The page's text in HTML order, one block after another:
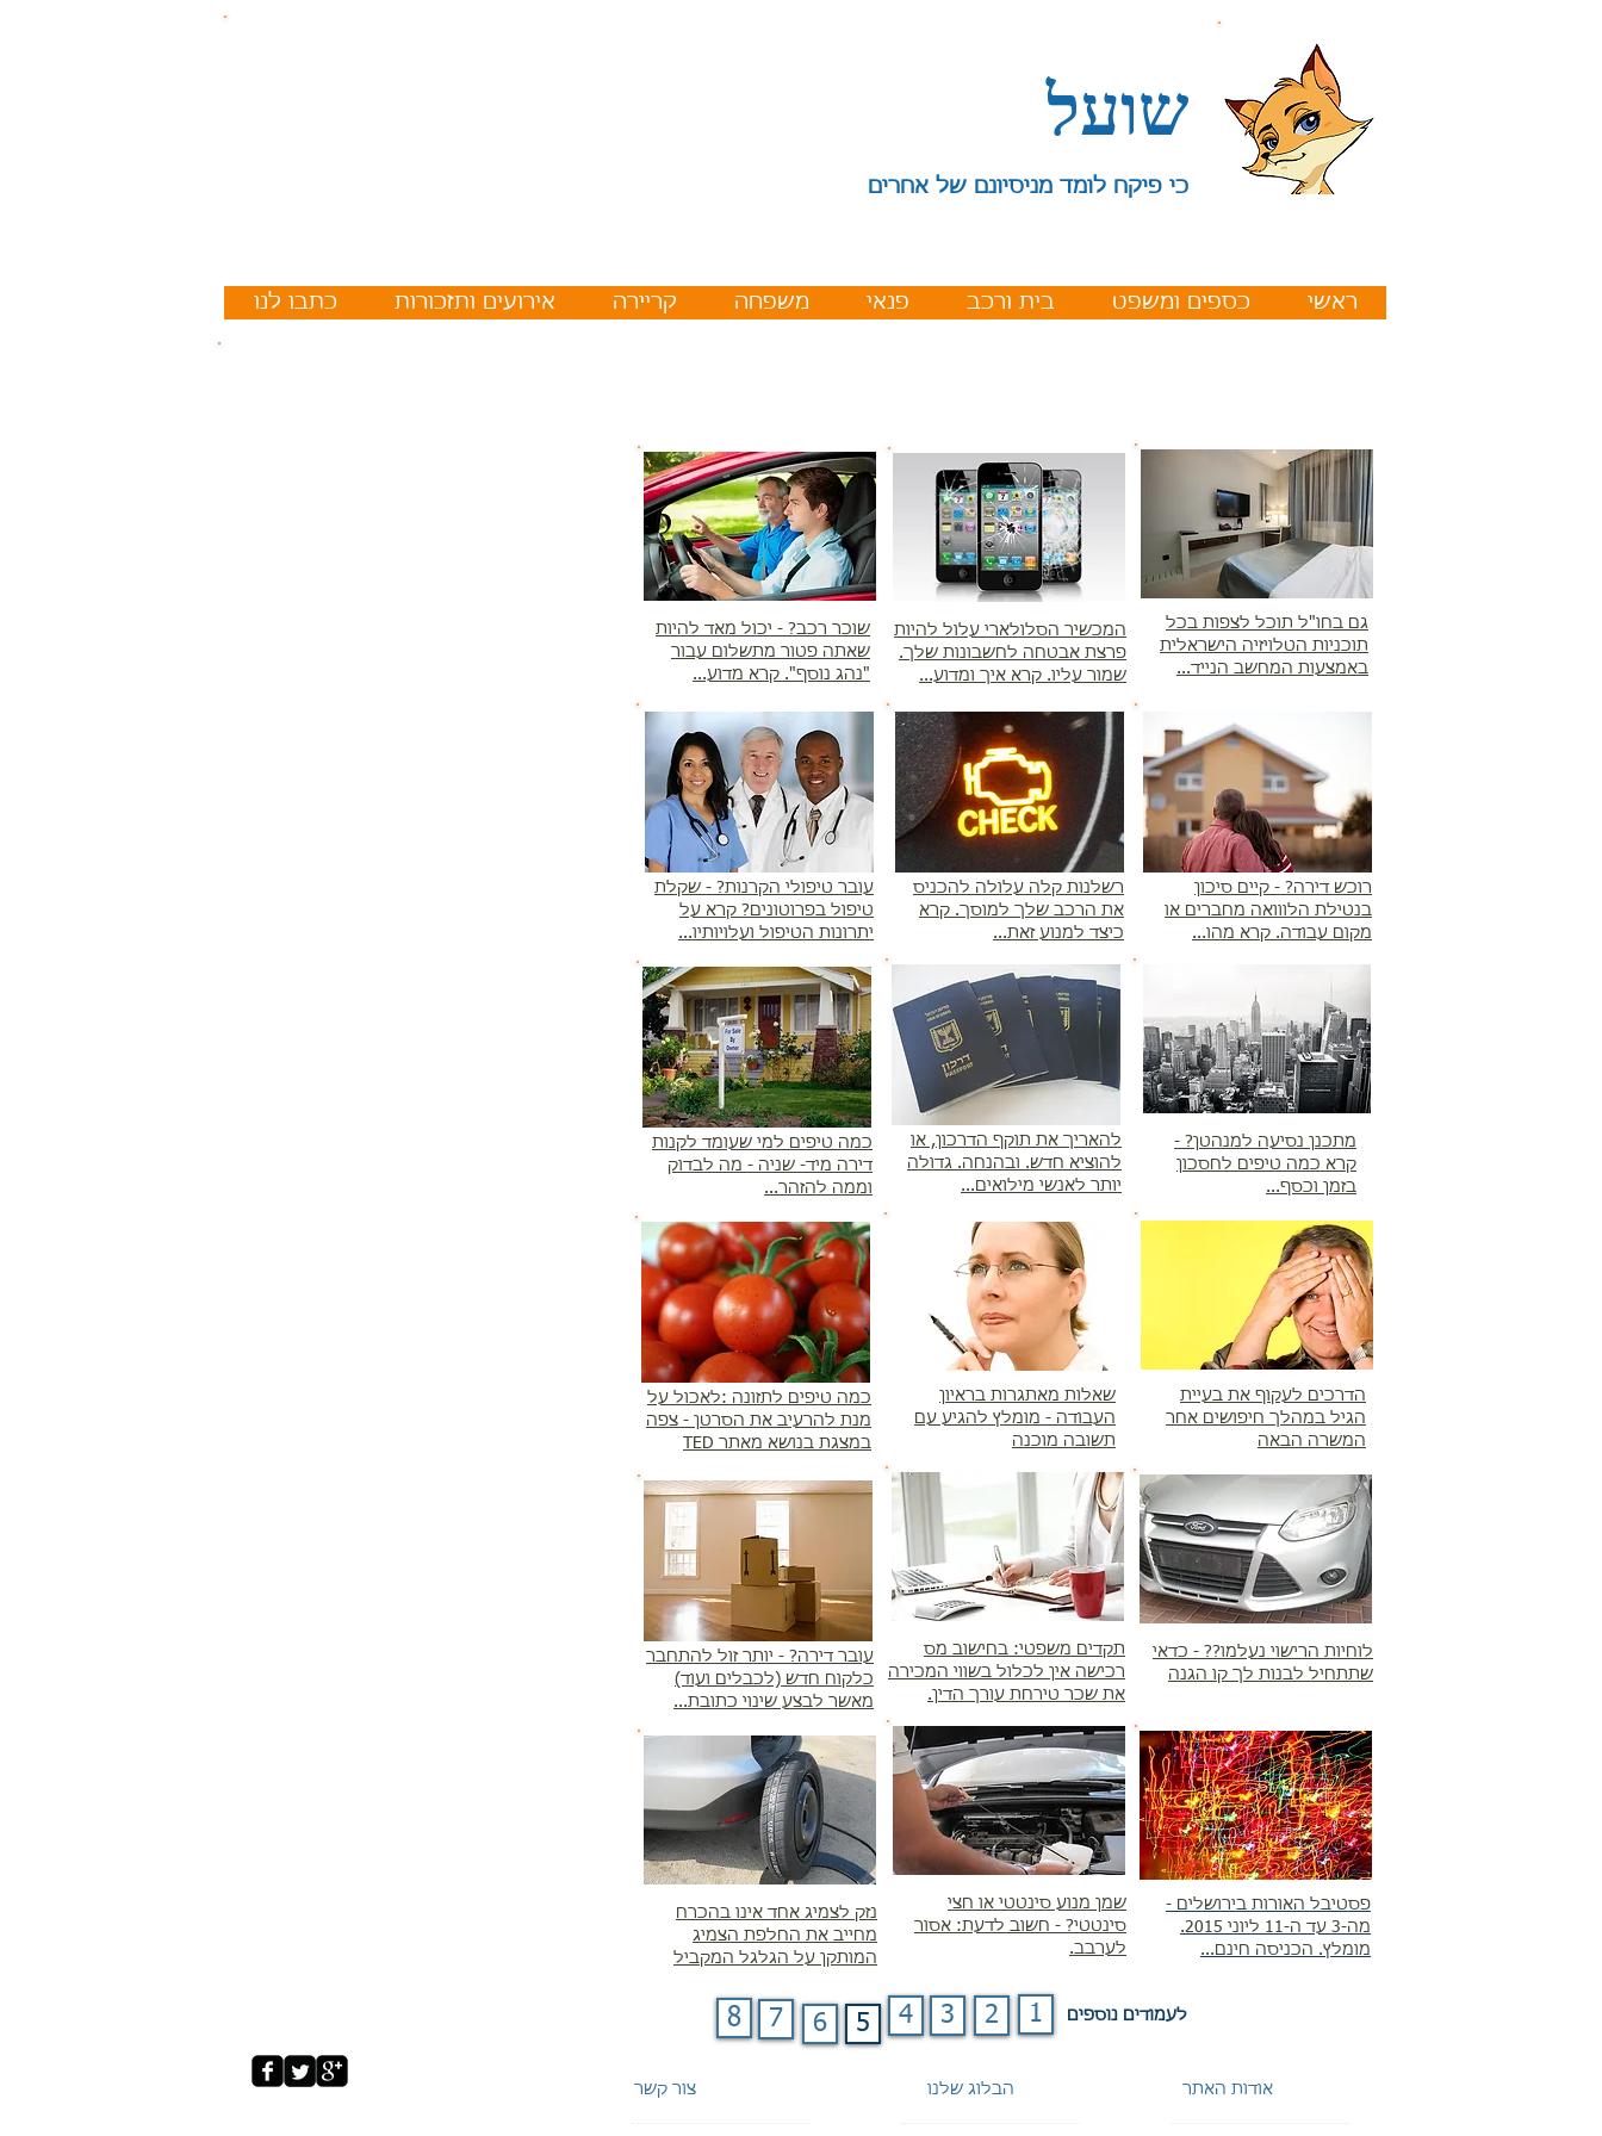
שועל
כי פיקח לומד מניסיונם של אחרים
כתבו לנו אירועים ותזכורות קריירה משפחה פנאי בית ורכב כספים ומשפט ראשי
שוכר רכב? - יכול מאד להיות
שאתה פטור מתשלום עבור
"נהג נוסף". קרא מדוע...
המכשיר הסלולארי עלול להיות
פרצת אבטחה לחשבונות שלך.
שמור עליו. קרא איך ומדוע...
גם בחו"ל תוכל לצפות בכל
תוכניות הטלויזיה הישראלית
באמצעות המחשב הנייד...
עובר טיפולי הקרנות? - שקלת
טיפול בפרוטונים? קרא על
יתרונות הטיפול ועלויותיו...
רשלנות קלה עלולה להכניס
את הרכב שלך למוסך. קרא
כיצד למנוע זאת...
רוכש דירה? - קיים סיכון
בנטילת הלווואה מחברים או
מקום עבודה. קרא מהו...
כמה טיפים למי שעומד לקנות
דירה מיד- שניה - מה לבדוק
וממה להזהר...
להאריך את תוקף הדרכון, או
להוציא חדש. ובהנחה. גדולה
יותר לאנשי מילואים...
מתכנן נסיעה למנהטן? -
קרא כמה טיפים לחסכון
בזמן וכסף...
כמה טיפים לתזונה :לאכול על
מנת להרעיב את הסרטן - צפה
במצגת בנושא מאתר TED
שאלות מאתגרות בראיון
העבודה - מומלץ להגיע עם
תשובה מוכנה
הדרכים לעקוף את בעיית
הגיל במהלך חיפושים אחר
המשרה הבאה
עובר דירה? - יותר זול להתחבר
כלקוח חדש (לכבלים ועוד)
מאשר לבצע שינוי כתובת...
נזק לצמיג אחד אינו בהכרח
מחייב את החלפת הצמיג
המותקן על הגלגל המקביל
תקדים משפטי: בחישוב מס
רכישה אין לכלול בשווי המכירה
את שכר טירחת עורך הדין.
לוחיות הרישוי נעלמו?? - כדאי
שתתחיל לבנות לך קו הגנה
שמן מנוע סינטטי או חצי
סינטטי? - חשוב לדעת: אסור
לערבב.
פסטיבל האורות בירושלים -
מה-3 עד ה-11 ליוני 2015.
מומלץ. הכניסה חינם...
8 7 6 5 4 3 2 1 לעמודים נוספים
צור קשר הבלוג שלנו אודות האתר